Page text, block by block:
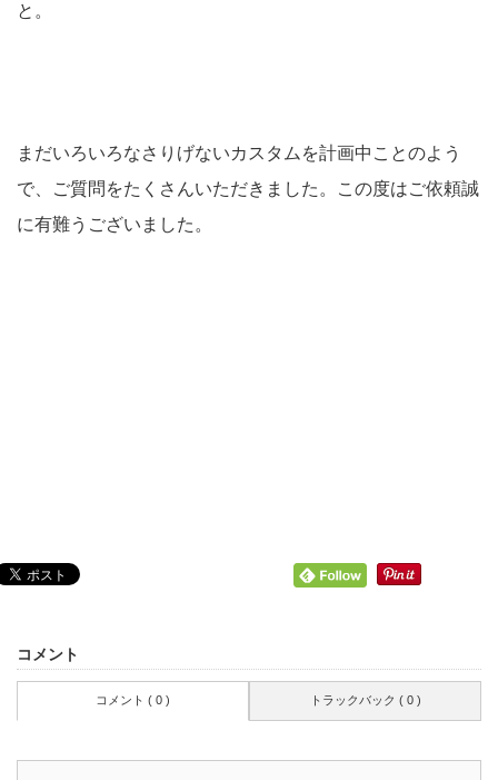
と。
まだいろいろなさりげないカスタムを計画中ことのよう
で、ご質問をたくさんいただきました。この度はご依頼誠
に有難うございました。
コメント
コメント ( 0 ) トラックバック ( 0 )